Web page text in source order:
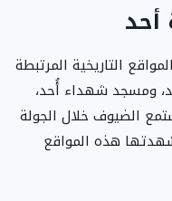
التاريخية المرتبطة
ومسجد شهداء أُحد،
الضيوف خلال الجولة
هذه المواقع